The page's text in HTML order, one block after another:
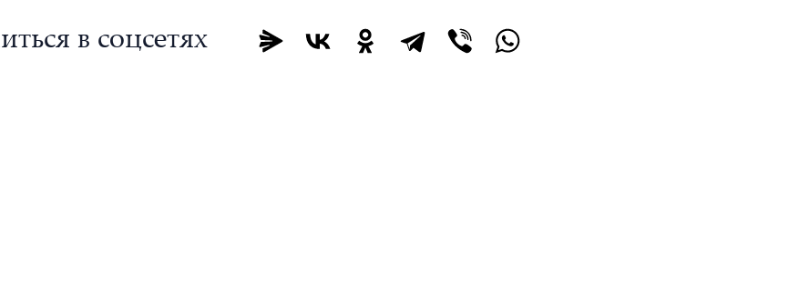
в соцсетях